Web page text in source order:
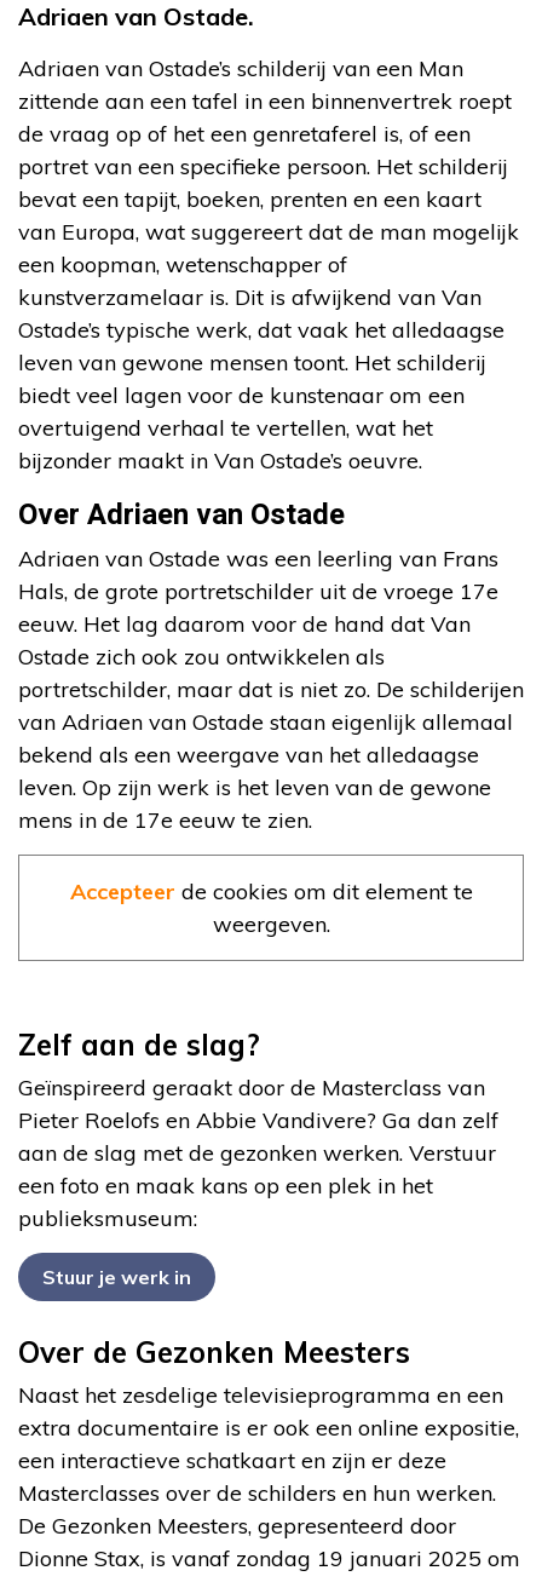
Adriaen van Ostade.
Adriaen van Ostade’s schilderij van een Man
zittende aan een tafel in een binnenvertrek roept
de vraag op of het een genretaferel is, of een
portret van een specifieke persoon. Het schilderij
bevat een tapijt, boeken, prenten en een kaart
van Europa, wat suggereert dat de man mogelijk
een koopman, wetenschapper of
kunstverzamelaar is. Dit is afwijkend van Van
Ostade’s typische werk, dat vaak het alledaagse
leven van gewone mensen toont. Het schilderij
biedt veel lagen voor de kunstenaar om een
overtuigend verhaal te vertellen, wat het
bijzonder maakt in Van Ostade’s oeuvre.
Over Adriaen van Ostade
Adriaen van Ostade was een leerling van Frans
Hals, de grote portretschilder uit de vroege 17e
eeuw. Het lag daarom voor de hand dat Van
Ostade zich ook zou ontwikkelen als
portretschilder, maar dat is niet zo. De schilderijen
van Adriaen van Ostade staan eigenlijk allemaal
bekend als een weergave van het alledaagse
leven. Op zijn werk is het leven van de gewone
mens in de 17e eeuw te zien.
Accepteer de cookies om dit element te
weergeven.
Zelf aan de slag?
Geïnspireerd geraakt door de Masterclass van
Pieter Roelofs en Abbie Vandivere? Ga dan zelf
aan de slag met de gezonken werken. Verstuur
een foto en maak kans op een plek in het
publieksmuseum:
Stuur je werk in
Over de Gezonken Meesters
Naast het zesdelige televisieprogramma en een
extra documentaire is er ook een online expositie,
een interactieve schatkaart en zijn er deze
Masterclasses over de schilders en hun werken.
De Gezonken Meesters, gepresenteerd door
Dionne Stax, is vanaf zondag 19 januari 2025 om